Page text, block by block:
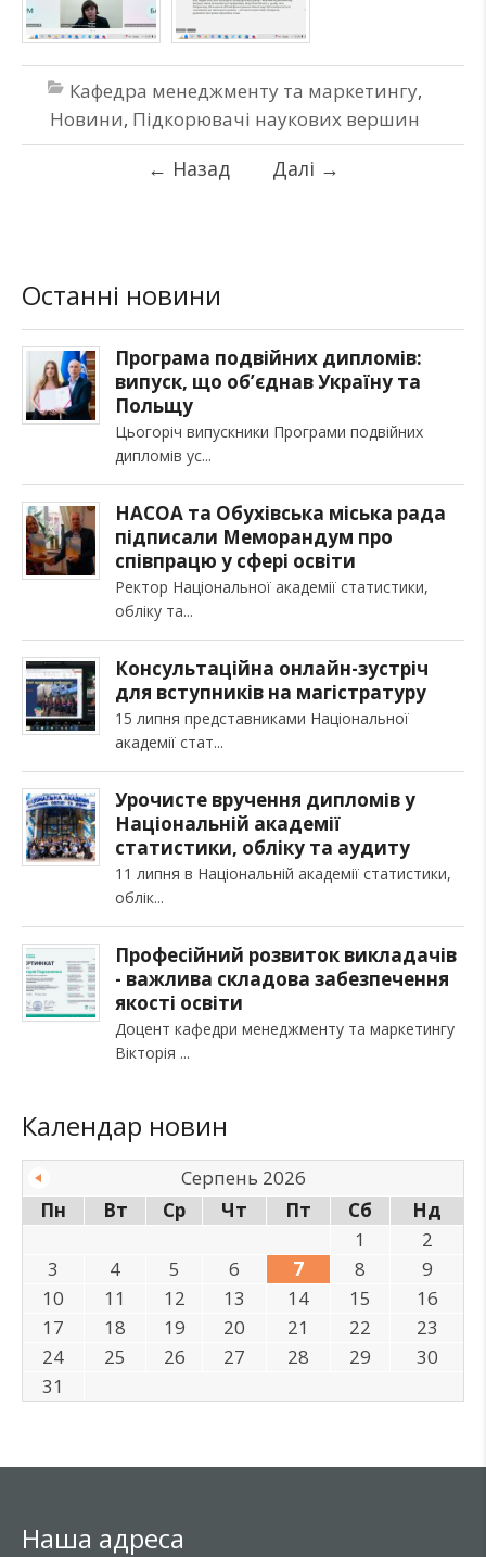
Кафедра менеджменту та маркетингу,
Новини, Підкорювачі наукових вершин
← Назад Далі →
Останні новини
Програма подвійних дипломів:
випуск, що об’єднав Україну та
Польщу
Цьогоріч випускники Програми подвійних
дипломів ус
НАСОА та Обухівська міська рада
підписали Меморандум про
співпрацю у сфері освіти
Ректор Національної академії статистики,
обліку та
Консультаційна онлайн-зустріч
для вступників на магістратуру
15 липня представниками Національної
академії стат
Урочисте вручення дипломів у
Національній академії
статистики, обліку та аудиту
11 липня в Національній академії статистики,
облік
Професійний розвиток викладачів
- важлива складова забезпечення
якості освіти
Доцент кафедри менеджменту та маркетингу
Вікторія
Календар новин
Серпень 2026
Пн
Вт Ср Чт Пт Сб
Нд
1
2
3
4 5 6 7 8
9
10
11 12 13 14 15
16
17
18 19 20 21 22
23
24
25 26 27 28 29
30
31
Наша адреса